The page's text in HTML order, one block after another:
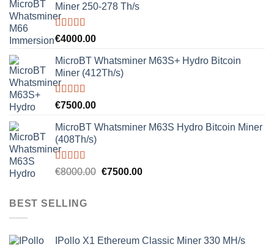
Miner 250-278 Th/s
Rated5.00
€4000.00
MicroBT Whatsminer M63S+ Hydro Bitcoin
Miner (412Th/s)
Rated5.00
€7500.00
MicroBT Whatsminer M63S Hydro Bitcoin Miner
(408Th/s)
Rated5.00
€8000.00 Original
€7500.00Current
BEST SELLING
IPollo X1 Ethereum Classic Miner 330 MH/s